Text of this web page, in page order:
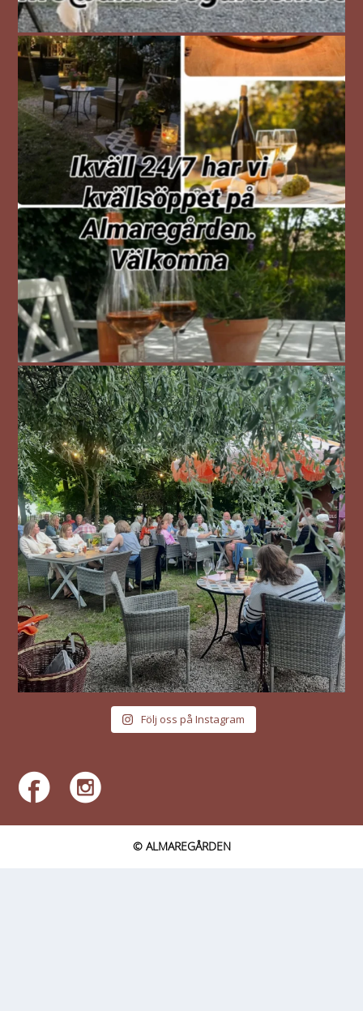
Följ oss på Instagram
© ALMAREGÅRDEN